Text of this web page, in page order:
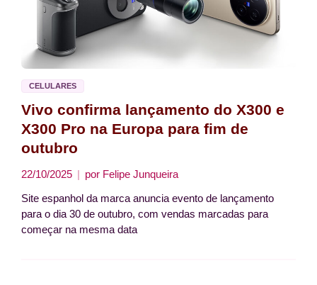
CELULARES
Vivo confirma lançamento do X300 e
X300 Pro na Europa para fim de
outubro
22/10/2025 por Felipe Junqueira
Site espanhol da marca anuncia evento de lançamento
para o dia 30 de outubro, com vendas marcadas para
começar na mesma data